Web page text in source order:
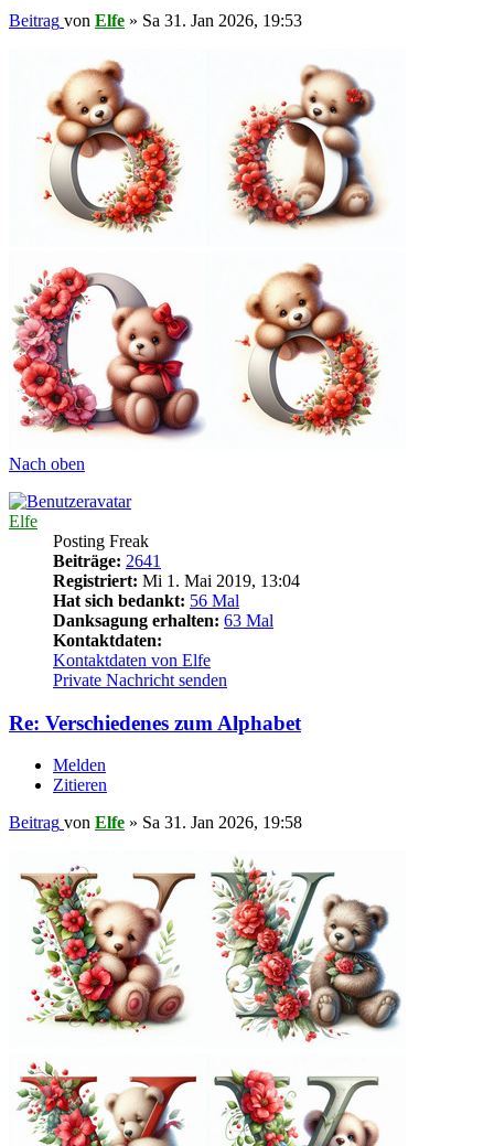
Beitrag von Elfe » Sa 31. Jan 2026, 19:53
Nach oben
Elfe
Posting Freak
Beiträge: 2641
Registriert: Mi 1. Mai 2019, 13:04
Hat sich bedankt: 56 Mal
Danksagung erhalten: 63 Mal
Kontaktdaten:
Kontaktdaten von Elfe
Private Nachricht senden
Re: Verschiedenes zum Alphabet
Melden
Zitieren
Beitrag von Elfe » Sa 31. Jan 2026, 19:58